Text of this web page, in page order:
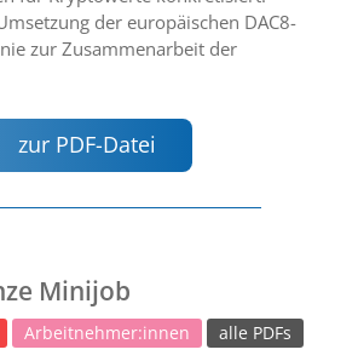
der europäischen DAC8-
zur Zusammenarbeit der
zur PDF-Datei
Minijob
Arbeitnehmer:innen alle PDFs